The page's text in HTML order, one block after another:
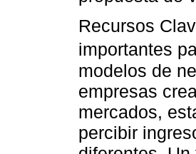
Recursos
importantes
modelos de
empresas
mercados,
percibir